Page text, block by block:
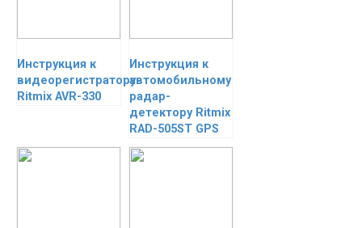
Инструкция к
видеорегистратору
Ritmix AVR-330
Инструкция к
автомобильному
радар-
детектору Ritmix
RAD-505ST GPS